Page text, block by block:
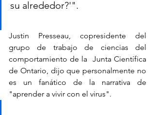
su alrededor?'".
Justin Presseau, copresidente del
grupo de trabajo de ciencias del
comportamiento de la  Junta Científica
de Ontario, dijo que personalmente no
es un fanático de la narrativa de
"aprender a vivir con el virus".